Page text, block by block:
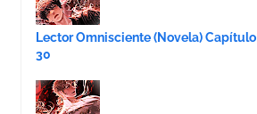
Lector Omnisciente (Novela) Capítulo
30